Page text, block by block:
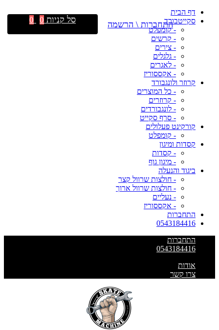
דף הבית
סקייטבורד
- קומפלט
- קרשים
- צירים
- גלגלים
- לאגרים
- אקססוריז
קרוזר ולונגבורד
- כל המוצרים
- קרוזרים
- לונגבורדים
- סרף סקייט
קורקינט פעלולים
- קומפלט
קסדות ומיגון
- קסדות
- מיגון גוף
ביגוד והנעלה
- חולצות שרוול קצר
- חולצות שרוול ארוך
- נעליים
- אקססוריז
התחברות
0543184416
התחברות
0543184416
אודות
צרו קשר
התחברות \ הרשמה סל קניות 0
0